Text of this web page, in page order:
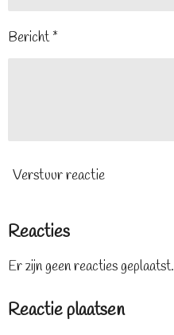
Bericht *
Verstuur reactie
Reacties
Er zijn geen reacties geplaatst.
Reactie plaatsen